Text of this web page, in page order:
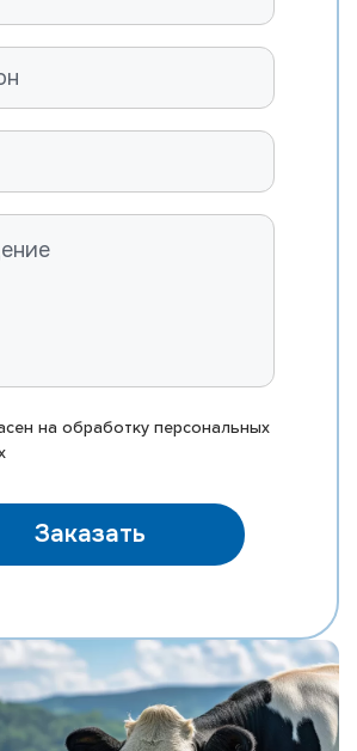
на обработку персональных
Заказать